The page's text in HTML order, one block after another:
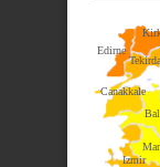
Edirne
Canakkale
Izmir